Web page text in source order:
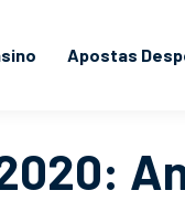
Apostas
2020: